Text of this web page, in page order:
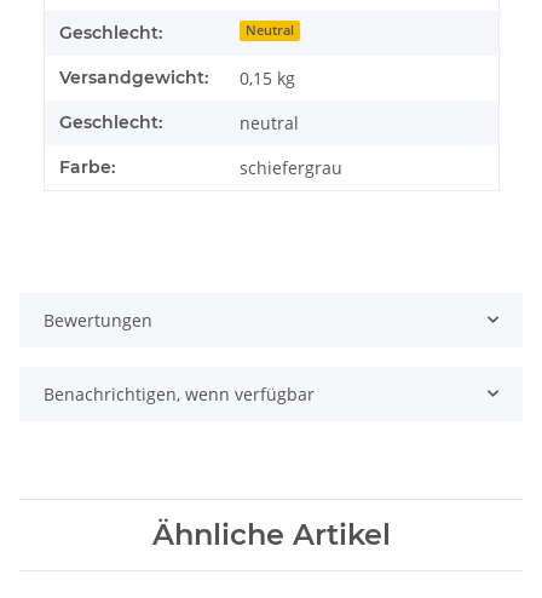
Geschlecht: Neutral
Versandgewicht: 0,15 kg
Geschlecht: neutral
Farbe: schiefergrau
Bewertungen
Benachrichtigen, wenn verfügbar
Ähnliche Artikel